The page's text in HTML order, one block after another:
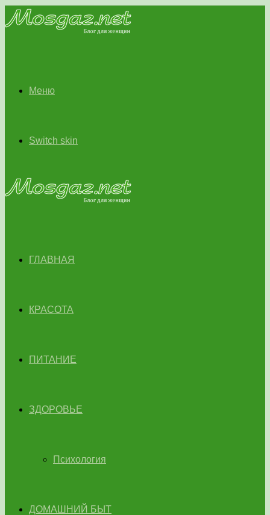
Меню
Switch skin
ГЛАВНАЯ
КРАСОТА
ПИТАНИЕ
ЗДОРОВЬЕ
Психология
ДОМАШНИЙ БЫТ